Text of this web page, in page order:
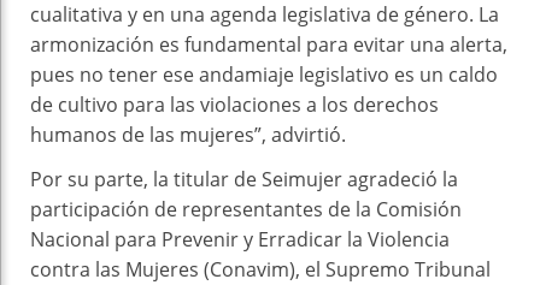
cualitativa y en una agenda legislativa de género. La
armonización es fundamental para evitar una alerta,
pues no tener ese andamiaje legislativo es un caldo
de cultivo para las violaciones a los derechos
humanos de las mujeres”, advirtió.
Por su parte, la titular de Seimujer agradeció la
participación de representantes de la Comisión
Nacional para Prevenir y Erradicar la Violencia
contra las Mujeres (Conavim), el Supremo Tribunal